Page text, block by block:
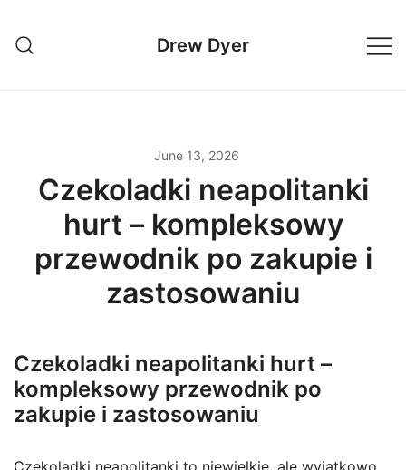
content
Drew Dyer
June 13, 2026
Czekoladki neapolitanki
hurt – kompleksowy
przewodnik po zakupie i
zastosowaniu
Czekoladki neapolitanki hurt –
kompleksowy przewodnik po
zakupie i zastosowaniu
Czekoladki neapolitanki to niewielkie, ale wyjątkowo